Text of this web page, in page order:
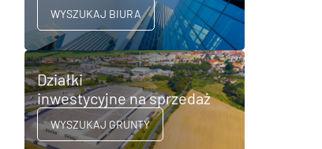
WYSZUKAJ BIURA
Działki
inwestycyjne na sprzedaż
WYSZUKAJ GRUNTY